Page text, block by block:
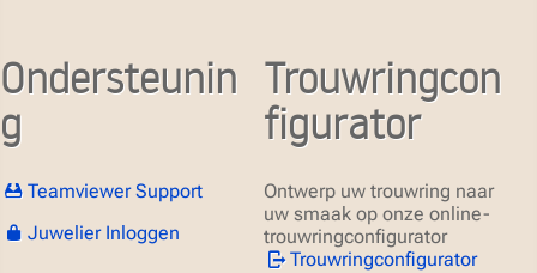
Ondersteunin
g
Teamviewer Support
Juwelier Inloggen
Trouwringcon
figurator
Ontwerp uw trouwring naar
uw smaak op onze online-
trouwringconfigurator
Trouwringconfigurator